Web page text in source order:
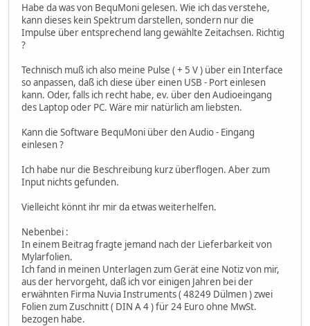
Habe da was von BequMoni gelesen. Wie ich das verstehe,
kann dieses kein Spektrum darstellen, sondern nur die
Impulse über entsprechend lang gewählte Zeitachsen. Richtig
?
Technisch muß ich also meine Pulse ( + 5 V ) über ein Interface
so anpassen, daß ich diese über einen USB - Port einlesen
kann. Oder, falls ich recht habe, ev. über den Audioeingang
des Laptop oder PC. Wäre mir natürlich am liebsten.
Kann die Software BequMoni über den Audio - Eingang
einlesen ?
Ich habe nur die Beschreibung kurz überflogen. Aber zum
Input nichts gefunden.
Vielleicht könnt ihr mir da etwas weiterhelfen.
Nebenbei :
In einem Beitrag fragte jemand nach der Lieferbarkeit von
Mylarfolien.
Ich fand in meinen Unterlagen zum Gerät eine Notiz von mir,
aus der hervorgeht, daß ich vor einigen Jahren bei der
erwähnten Firma Nuvia Instruments ( 48249 Dülmen ) zwei
Folien zum Zuschnitt ( DIN A 4 ) für 24 Euro ohne MwSt.
bezogen habe.